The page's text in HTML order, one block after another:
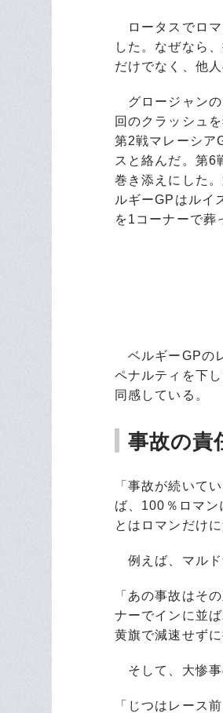
ロータスでロマ
した。なぜなら
だけでなく、他
グロージャンの
回のクラッシュ
第2戦マレーシア
スと絡んだ。第6
巻き添えにした
ルギーGPはルイ
を1コーナーで葬
ベルギーGPの
ペナルティを下
同感している。
事故の責
「事故が続いて
ば、100％ロマン
とはロマンだけ
例えば、マルド
「あの事故はそ
ナーでインに並
黄旗で減速せず
そして、大惨事
「じつはレース